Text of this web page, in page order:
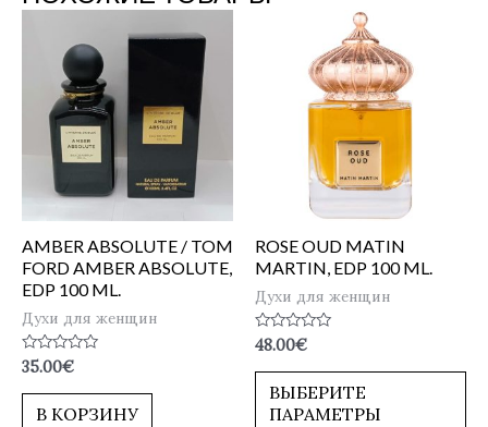
AMBER ABSOLUTE / TOM
FORD AMBER ABSOLUTE,
EDP 100 ML.
Духи для женщин
Оценка
из
35.00€
В КОРЗИНУ
ROSE OUD MATIN
MARTIN, EDP 100 ML.
Духи для женщин
Оценка
из
48.00€
ВЫБЕРИТЕ
ПАРАМЕТРЫ